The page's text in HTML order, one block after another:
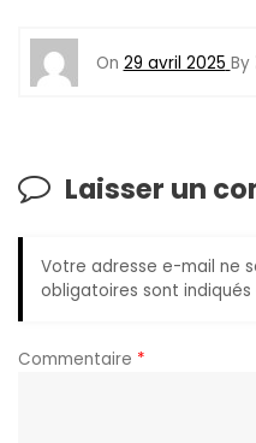
On 29 avril 2025 By
Laisser un
Votre adresse e-mail ne
obligatoires sont
Commentaire *